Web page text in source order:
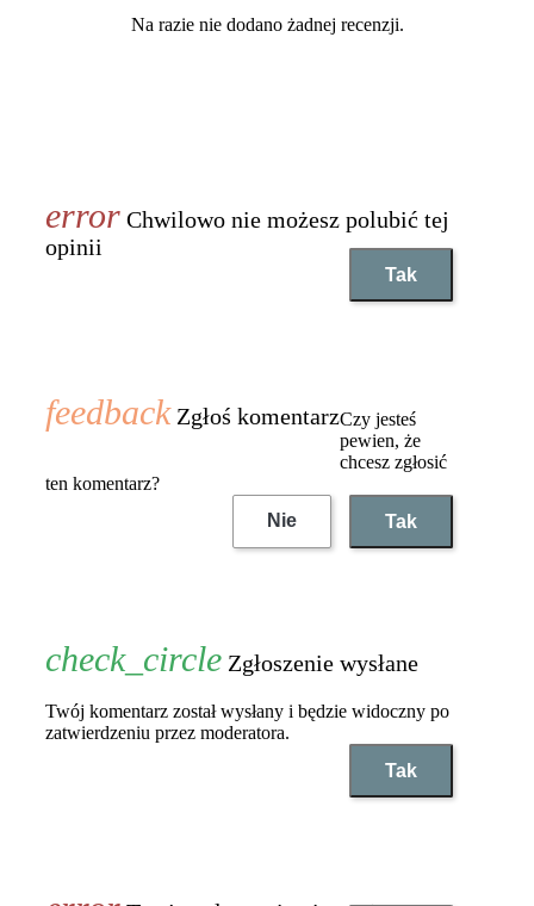
Na razie nie dodano żadnej recenzji.
Chwilowo nie możesz polubić tej
opinii
Tak
Zgłoś komentarzCzy jesteś
pewien, że
chcesz zgłosić
ten komentarz?
Nie
Tak
Zgłoszenie wysłane
Twój komentarz został wysłany i będzie widoczny po
zatwierdzeniu przez moderatora.
Tak